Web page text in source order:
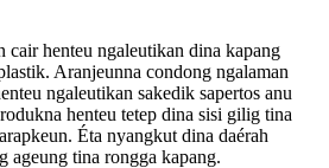
cair henteu ngaleutikan dina kapang
Aranjeunna condong ngalaman
ngaleutikan sakedik sapertos anu
henteu tetep dina sisi gilig tina
Éta nyangkut dina daérah
ageung tina rongga kapang.